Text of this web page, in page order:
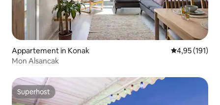
Appartement in Konak Gemiddelde
4,95 (191)
Mon Alsancak
Superhost
Superhost